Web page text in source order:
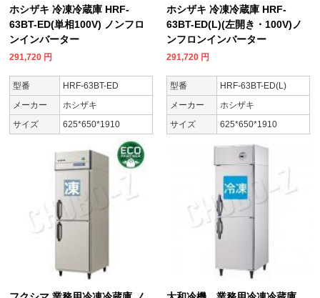
ホシザキ 冷凍冷蔵庫 HRF-
63BT-ED(単相100V) ノンフロ
ンインバーター
291,720 円
型番
HRF-63BT-ED
メーカー
ホシザキ
サイズ
625*650*1910
ホシザキ 冷凍冷蔵庫 HRF-
63BT-ED(L)(左開き・100V)ノ
ンフロンインバーター
291,720 円
型番
HRF-63BT-ED(L)
メーカー
ホシザキ
サイズ
625*650*1910